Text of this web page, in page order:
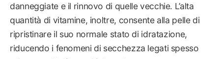
danneggiate e il rinnovo di quelle vecchie. L’alta
quantità di vitamine, inoltre, consente alla pelle di
ripristinare il suo normale stato di idratazione,
riducendo i fenomeni di secchezza legati spesso